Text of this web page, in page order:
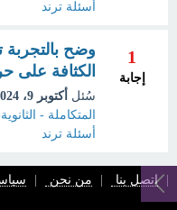
أسئلة ترند
1
إجابة
وضح بالتجربة
الكثافة على
سُئل أكتوبر 9، 2024
المتكاملة -
أسئلة ترند
اتصل بنا من نحن